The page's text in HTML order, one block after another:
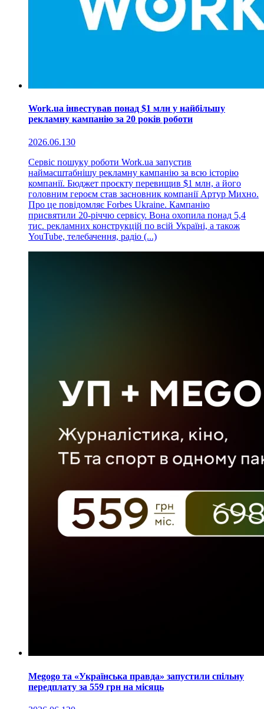
Work.ua інвестував понад $1 млн у найбільшу
рекламну кампанію за 20 років роботи
2026.06.130
Сервіс пошуку роботи Work.ua запустив
наймасштабнішу рекламну кампанію за всю історію
компанії. Бюджет проєкту перевищив $1 млн, а його
головним героєм став засновник компанії Артур Михно.
Про це повідомляє Forbes Ukraine. Кампанію
присвятили 20-річчю сервісу. Вона охопила понад 5,4
тис. рекламних конструкцій по всій Україні, а також
YouTube, телебачення, радіо (...)
Megogo та «Українська правда» запустили спільну
передплату за 559 грн на місяць